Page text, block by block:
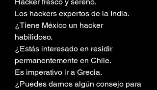
Los hackers expertos de la India.
¿Tiene México un hacker
habilidoso.
¿Estás interesado en residir
permanentemente en Chile.
Es imperativo ir a Grecia.
¿Puedes darnos algún consejo para